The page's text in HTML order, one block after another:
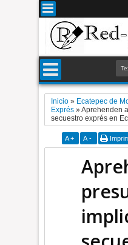
Inicio » Ecatepec de
Exprés »Aprehenden
secuestro exprés en
A + A -